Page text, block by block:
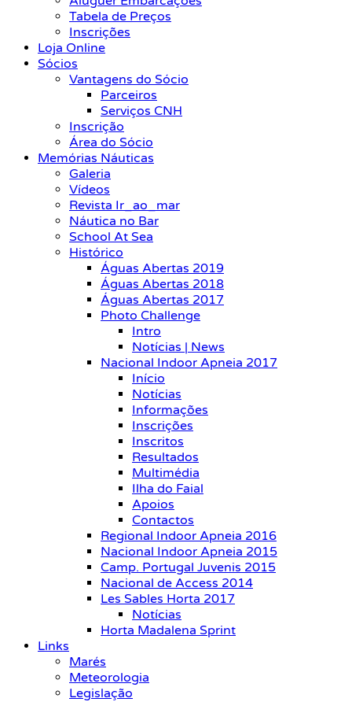
Tabela de Preços
Inscrições
Loja Online
Sócios
Vantagens do Sócio
Parceiros
Serviços CNH
Inscrição
Área do Sócio
Memórias Náuticas
Galeria
Vídeos
Revista Ir_ao_mar
Náutica no Bar
School At Sea
Histórico
Águas Abertas 2019
Águas Abertas 2018
Águas Abertas 2017
Photo Challenge
Intro
Notícias | News
Nacional Indoor Apneia 2017
Início
Notícias
Informações
Inscrições
Inscritos
Resultados
Multimédia
Ilha do Faial
Apoios
Contactos
Regional Indoor Apneia 2016
Nacional Indoor Apneia 2015
Camp. Portugal Juvenis 2015
Nacional de Access 2014
Les Sables Horta 2017
Notícias
Horta Madalena Sprint
Links
Marés
Meteorologia
Legislação